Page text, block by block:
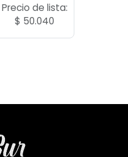
Precio de lista:
$ 50.040